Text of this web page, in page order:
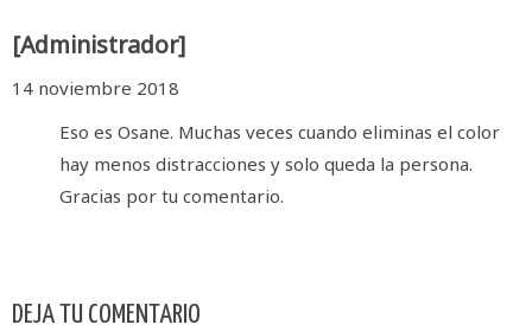
[Administrador]
14 noviembre 2018
Eso es Osane. Muchas veces cuando eliminas el color
hay menos distracciones y solo queda la persona.
Gracias por tu comentario.
DEJA TU COMENTARIO